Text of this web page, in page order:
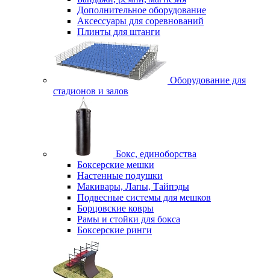
Дополнительное оборудование
Аксессуары для соревнований
Плинты для штанги
Оборудование для
стадионов и залов
Бокс, единоборства
Боксерские мешки
Настенные подушки
Макивары, Лапы, Тайпэды
Подвесные системы для мешков
Борцовские ковры
Рамы и стойки для бокса
Боксерские ринги